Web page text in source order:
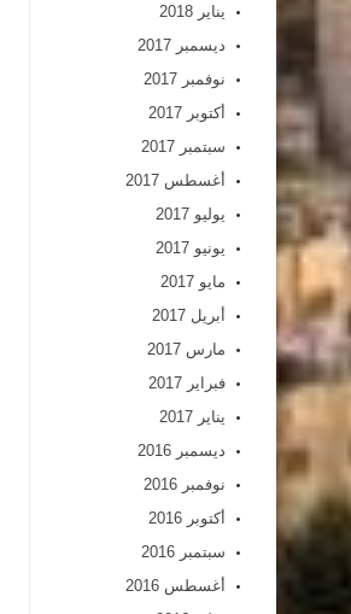
يناير 2018
ديسمبر 2017
نوفمبر 2017
أكتوبر 2017
سبتمبر 2017
أغسطس 2017
يوليو 2017
يونيو 2017
مايو 2017
أبريل 2017
مارس 2017
فبراير 2017
يناير 2017
ديسمبر 2016
نوفمبر 2016
أكتوبر 2016
سبتمبر 2016
أغسطس 2016